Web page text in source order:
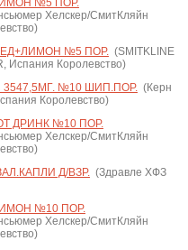
№5 ПОР.
Хелскер/СмитКляйн
№5 ПОР.(SMITKLINE
Испания Королевство)
№10 ШИП.ПОР.(Керн
Королевство)
ДРИНК №10 ПОР.
Хелскер/СмитКляйн
Д/ВЗР.(Здравле ХФЗ
№10 ПОР.
Хелскер/СмитКляйн